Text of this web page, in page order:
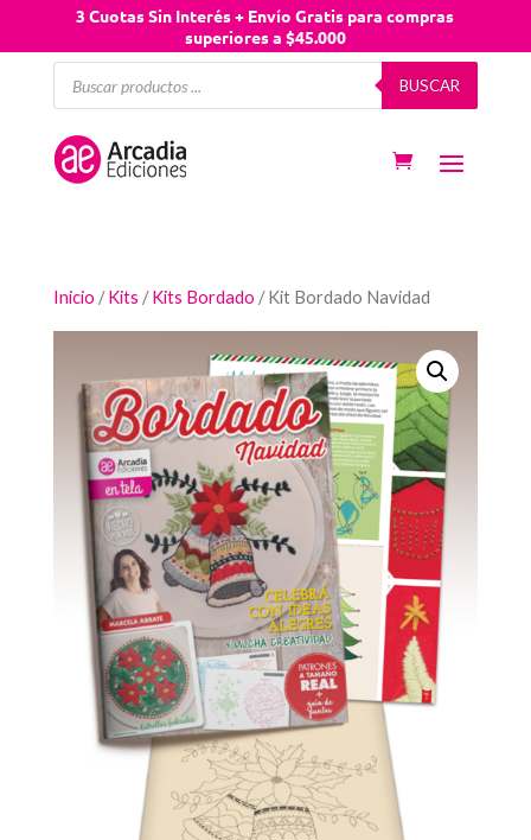
3 Cuotas Sin Interés + Envío Gratis para compras
superiores a $45.000
Búsqueda
productos
BUSCAR
Inicio /Kits /Kits Bordado / Kit Bordado Navidad